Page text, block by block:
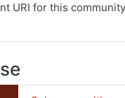
URI for this community